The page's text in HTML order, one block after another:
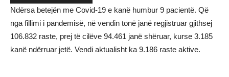
Ndërsa betejën me Covid-19 e kanë humbur 9 pacientë. Që
nga fillimi i pandemisë, në vendin tonë janë regjistruar gjithsej
106.832 raste, prej të cilëve 94.461 janë shëruar, kurse 3.185
kanë ndërruar jetë. Vendi aktualisht ka 9.186 raste aktive.